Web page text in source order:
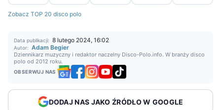
Zobacz TOP 20 disco polo
Data publikacji: 8 lutego 2024, 16:02
Autor: Adam Begier
Dziennikarz muzyczny i redaktor naczelny Disco-Polo.info. W branży disco
polo od 2012 roku.
OBSERWUJ NAS
DODAJ NAS JAKO ŹRÓDŁO W GOOGLE